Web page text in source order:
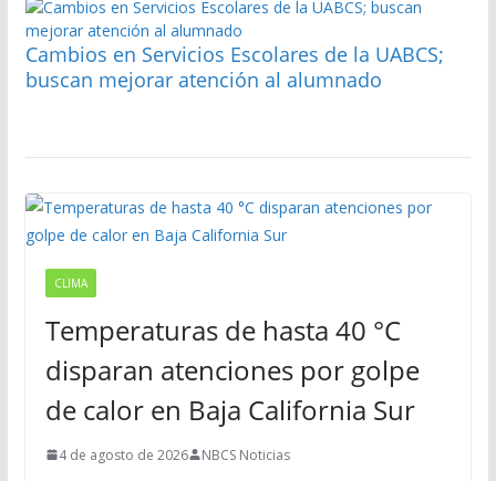
Cambios en Servicios Escolares de la UABCS;
buscan mejorar atención al alumnado
CLIMA
Temperaturas de hasta 40 °C
disparan atenciones por golpe
de calor en Baja California Sur
4 de agosto de 2026 NBCS Noticias